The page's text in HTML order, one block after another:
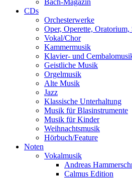
Bach-Magazin
CDs
Orchesterwerke
Oper, Operette, Oratorium,
Vokal/Chor
Kammermusik
Klavier- und
Geistliche Musik
Orgelmusik
Alte Musik
Jazz
Klassische Unterhaltung
Musik für Blasinstrumente
Musik für Kinder
Weihnachtsmusik
Hörbuch/Feature
Noten
Vokalmusik
Andreas
Calmus Edition